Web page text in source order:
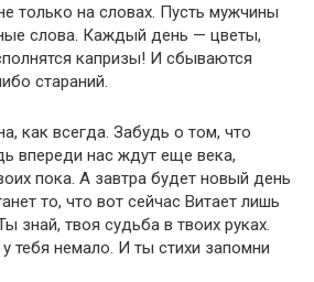
только на словах. Пусть мужчины
слова. Каждый день — цветы,
капризы! И сбываются
стараний.
как всегда. Забудь о том, что
впереди нас ждут еще века,
пока. А завтра будет новый день
то, что вот сейчас Витает лишь
знай, твоя судьба в твоих руках.
тебя немало. И ты стихи запомни